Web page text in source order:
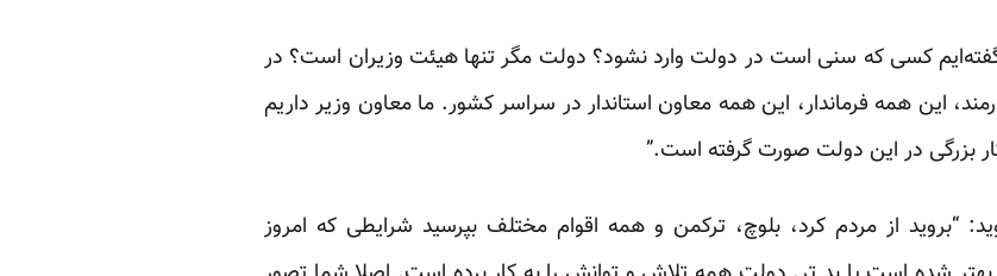
کسی که سنی است در دولت وارد نشود؟ دولت مگر تنها هیئت وزیران است؟ در
این همه فرماندار، این همه معاون استاندار در سراسر کشور. ما معاون وزیر داریم
بزرگی در این دولت صورت گرفته است.”
“بروید از مردم کرد، بلوچ، ترکمن و همه اقوام مختلف بپرسید شرایطی که امروز